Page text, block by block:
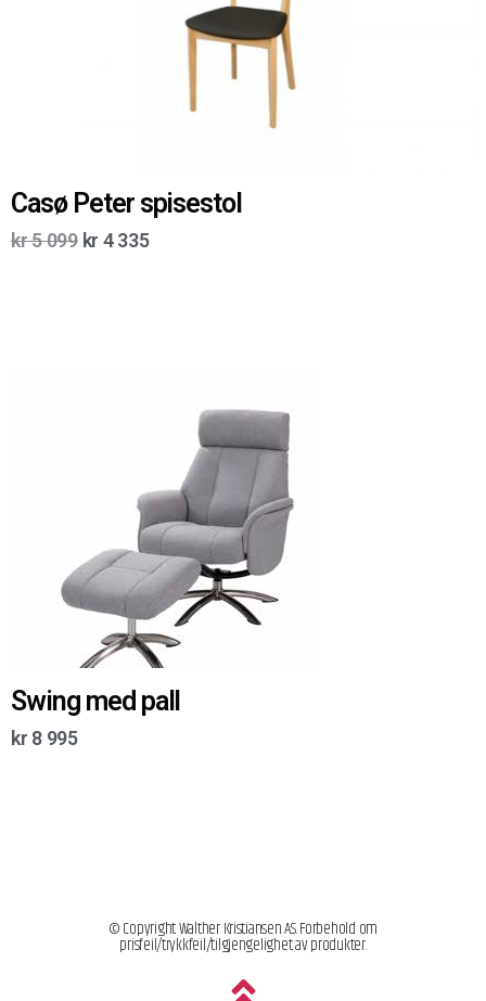
Casø Peter spisestol
kr5 099 kr 4 335
Swing med pall
kr 8 995
© Copyright Walther Kristiansen AS. Forbehold om
prisfeil/trykkfeil/tilgjengelighet av produkter.